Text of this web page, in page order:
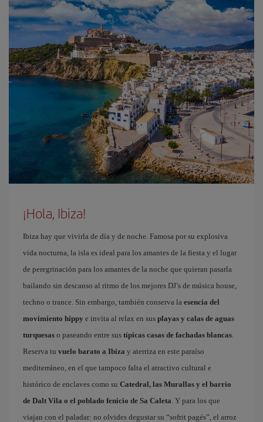
¡Hola, Ibiza!
Ibiza hay que vivirla de día y de noche. Famosa por su explosiva
vida nocturna, la isla es ideal para los amantes de la fiesta y el lugar
de peregrinación para los amantes de la noche que quieran pasarla
bailando sin descanso al ritmo de los mejores DJ’s de música house,
techno o trance. Sin embargo, también conserva la esencia del
movimiento hippy e invita al relax en sus playas y calas de aguas
turquesas o paseando entre sus típicas casas de fachadas blancas.
Reserva tu vuelo barato a Ibiza y aterriza en este paraíso
mediterráneo, en el que tampoco falta el atractivo cultural e
histórico de enclaves como su Catedral, las Murallas y el barrio
de Dalt Vila o el poblado fenicio de Sa Caleta. Y para los que
viajan con el paladar: no olvides degustar su “sofrit pagés”, el arroz